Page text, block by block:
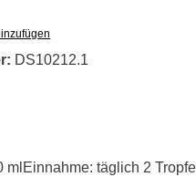
DS10212.1
mlEinnahme: täglich 2